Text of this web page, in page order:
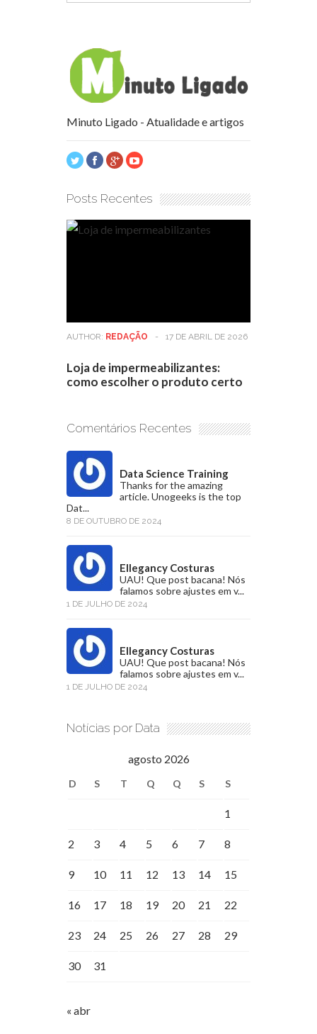
Minuto Ligado - Atualidade e artigos
Posts Recentes
AUTHOR: REDAÇÃO - 17 DE ABRIL DE 2026
Loja de impermeabilizantes:
como escolher o produto certo
Comentários Recentes
Data Science Training
Thanks for the amazing
article. Unogeeks is the top
Dat...
8 DE OUTUBRO DE 2024
Ellegancy Costuras
UAU! Que post bacana! Nós
falamos sobre ajustes em v...
1 DE JULHO DE 2024
Ellegancy Costuras
UAU! Que post bacana! Nós
falamos sobre ajustes em v...
1 DE JULHO DE 2024
Notícias por Data
agosto 2026
D S T Q Q S S
1
2 3 4 5 6 7 8
9 10 11 12 13 14 15
16 17 18 19 20 21 22
23 24 25 26 27 28 29
30 31
« abr